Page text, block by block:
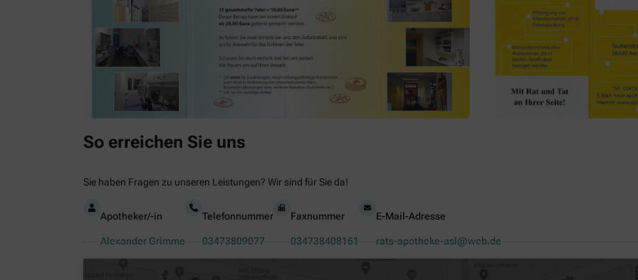
So erreichen Sie uns
Sie haben Fragen zu unseren Leistungen? Wir sind für Sie da!
Apotheker/-in
Alexander Grimme
Telefonnummer
03473809077
Faxnummer
034738408161
E-Mail-Adresse
rats-apotheke-asl@web.de